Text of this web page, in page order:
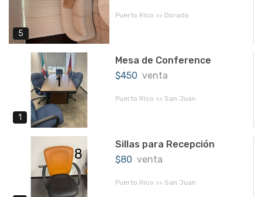
5
Puerto Rico >> Dorado
1
Mesa de Conference
$450 venta
Puerto Rico >> San Juan
Sillas para Recepción
$80 venta
Puerto Rico >> San Juan